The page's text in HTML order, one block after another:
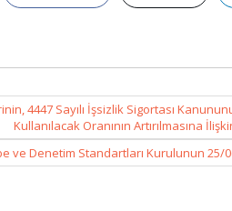
4447 Sayılı İşsizlik Sigortası
Kullanılacak Oranının Artırılmasına
ve Denetim Standartları Kurulunun 25/